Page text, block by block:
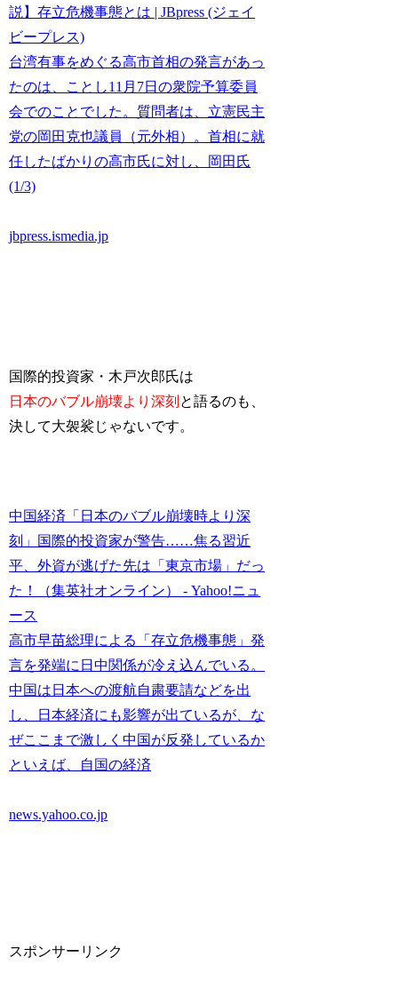
説】存立危機事態とは | JBpress (ジェイ
ビープレス)
台湾有事をめぐる高市首相の発言があっ
たのは、ことし11月7日の衆院予算委員
会でのことでした。質問者は、立憲民主
党の岡田克也議員（元外相）。首相に就
任したばかりの高市氏に対し、岡田氏
(1/3)
jbpress.ismedia.jp
国際的投資家・木戸次郎氏は
日本のバブル崩壊より深刻 と語るのも、
決して大袈裟じゃないです。
中国経済「日本のバブル崩壊時より深
刻」国際的投資家が警告……焦る習近
平、外資が逃げた先は「東京市場」だっ
た！（集英社オンライン） - Yahoo!ニュ
ース
高市早苗総理による「存立危機事態」発
言を発端に日中関係が冷え込んでいる。
中国は日本への渡航自粛要請などを出
し、日本経済にも影響が出ているが、な
ぜここまで激しく中国が反発しているか
といえば、自国の経済
news.yahoo.co.jp
スポンサーリンク